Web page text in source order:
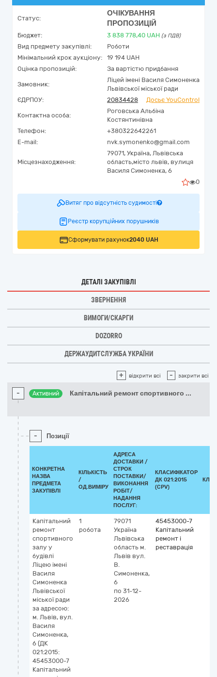
Статус:
ОЧІКУВАННЯ
ПРОПОЗИЦІЙ
Бюджет: 3 838 778,40 UAH (з ПДВ)
Вид предмету закупівлі:
Роботи
Мінімальний крок аукціону:
19 194 UAH
Оцінка пропозицій:
За вартістю придбання
Замовник:
Ліцей імені Василя Симоненка
Львівської міської ради
ЄДРПОУ:
20834428 Досьє YouControl
Контактна особа:
Роговська Альбіна
Костянтинівна
Телефон:
+380322642261
E-mail:
nvk.symonenko@gmail.com
Місцезнаходження:
79071, Україна, Львівська
область,місто львів, вулиця
Василя Симоненка, 6
0
Витяг про відсутність судимості
Реєстр корупційних порушників
Сформувати рахунок2040 UAH
ДЕТАЛІ ЗАКУПІВЛІ
ЗВЕРНЕННЯ
ВИМОГИ/СКАРГИ
DOZORRO
ДЕРЖАУДИТСЛУЖБА УКРАЇНИ
+ відкрити всі - закрити всі
- Активний Капітальний ремонт спортивного ...
- Позиції
КОНКРЕТНА
НАЗВА
ПРЕДМЕТА
ЗАКУПІВЛІ
КІЛЬКІСТЬ
/
ОД.ВИМІРУ
АДРЕСА
ДОСТАВКИ /
СТРОК
ПОСТАВКИ/
ВИКОНАННЯ
РОБІТ/
НАДАННЯ
ПОСЛУГ:
КЛАСИФІКАТОР
ДК 021:2015
(CPV)
Капітальний
ремонт
спортивного
залу у
будівлі
Ліцею імені
Василя
Симоненка
Львівської
міської ради
за адресою:
м. Львів, вул.
Василя
Симоненка,
6 (ДК
021:2015:
45453000-7
Капітальний
1
робота
79071
Україна
Львівська
область м.
Львів вул.
В.
Симоненка,
6
по 31-12-
2026
45453000-7
Капітальний
ремонт і
реставрація